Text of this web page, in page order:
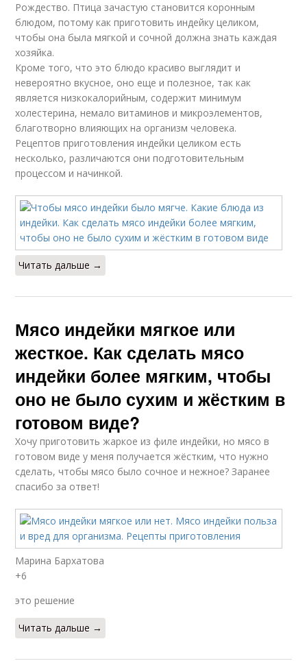
Рождество. Птица зачастую становится коронным
блюдом, потому как приготовить индейку целиком,
чтобы она была мягкой и сочной должна знать каждая
хозяйка.
Кроме того, что это блюдо красиво выглядит и
невероятно вкусное, оно еще и полезное, так как
является низкокалорийным, содержит минимум
холестерина, немало витаминов и микроэлементов,
благотворно влияющих на организм человека.
Рецептов приготовления индейки целиком есть
несколько, различаются они подготовительным
процессом и начинкой.
Читать дальше →
Мясо индейки мягкое или
жесткое. Как сделать мясо
индейки более мягким, чтобы
оно не было сухим и жёстким в
готовом виде?
Хочу приготовить жаркое из филе индейки, но мясо в
готовом виде у меня получается жёстким, что нужно
сделать, чтобы мясо было сочное и нежное? Заранее
спасибо за ответ!
Марина Бархатова
+6
это решение
Читать дальше →